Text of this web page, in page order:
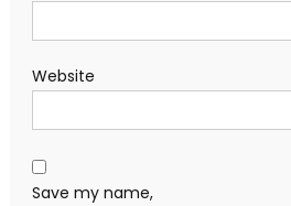
Website
Save my name,